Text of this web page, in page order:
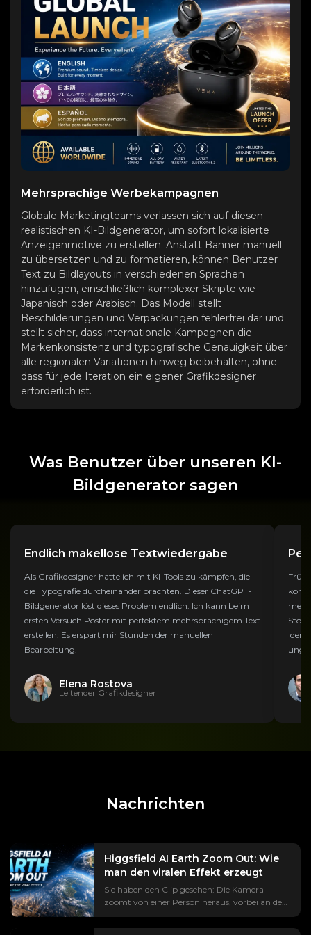
Mehrsprachige Werbekampagnen
Globale Marketingteams verlassen sich auf diesen
realistischen KI-Bildgenerator, um sofort lokalisierte
Anzeigenmotive zu erstellen. Anstatt Banner manuell
zu übersetzen und zu formatieren, können Benutzer
Text zu Bildlayouts in verschiedenen Sprachen
hinzufügen, einschließlich komplexer Skripte wie
Japanisch oder Arabisch. Das Modell stellt
Beschilderungen und Verpackungen fehlerfrei dar und
stellt sicher, dass internationale Kampagnen die
Markenkonsistenz und typografische Genauigkeit über
alle regionalen Variationen hinweg beibehalten, ohne
dass für jede Iteration ein eigener Grafikdesigner
erforderlich ist.
Was Benutzer über unseren KI-
Bildgenerator sagen
Endlich makellose Textwiedergabe
Als Grafikdesigner hatte ich mit KI-Tools zu kämpfen, die
die Typografie durcheinander brachten. Dieser ChatGPT-
Bildgenerator löst dieses Problem endlich. Ich kann beim
ersten Versuch Poster mit perfektem mehrsprachigem Text
erstellen. Es erspart mir Stunden der manuellen
Bearbeitung.
Elena Rostova
Leitender Grafikdesigner
Nachrichten
Higgsfield AI Earth Zoom Out: Wie
man den viralen Effekt erzeugt
Sie haben den Clip gesehen: Die Kamera
zoomt von einer Person heraus, vorbei an den
die im Weltraum schwebt. Der Trend